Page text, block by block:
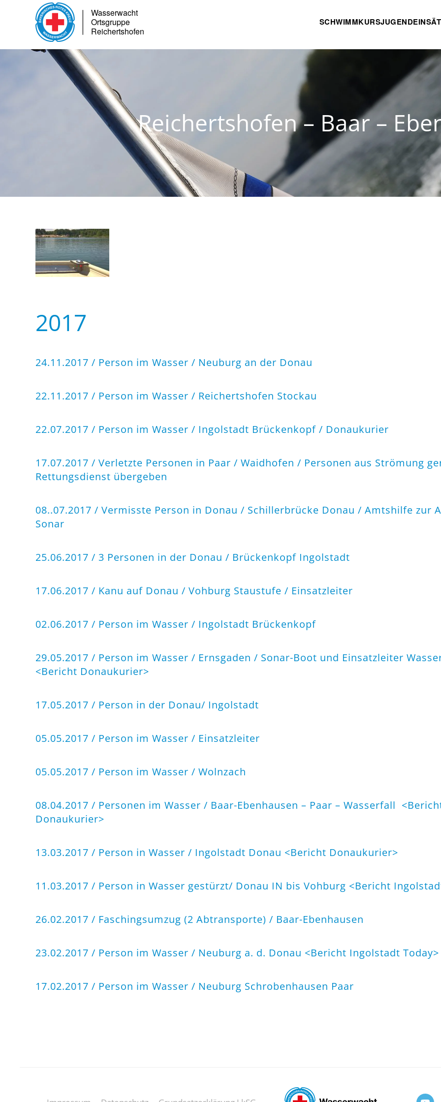
Skip to main content SCHWIMMKURSJUGEND
Reichertshofen – Baar –
2017
24.11.2017 / Person im Wasser / Neuburg an der Donau
22.11.2017 / Person im Wasser / Reichertshofen Stockau
22.07.2017 / Person im Wasser / Ingolstadt Brückenkopf / Donaukurier
17.07.2017 / Verletzte Personen in Paar / Waidhofen / Personen aus Strömung
Rettungsdienst übergeben
08..07.2017 / Vermisste Person in Donau / Schillerbrücke Donau / Amtshilfe zur
Sonar
25.06.2017 / 3 Personen in der Donau / Brückenkopf Ingolstadt
17.06.2017 / Kanu auf Donau / Vohburg Staustufe / Einsatzleiter
02.06.2017 / Person im Wasser / Ingolstadt Brückenkopf
29.05.2017 / Person im Wasser / Ernsgaden / Sonar-Boot und Einsatzleiter
<Bericht Donaukurier>
17.05.2017 / Person in der Donau/ Ingolstadt
05.05.2017 / Person im Wasser / Einsatzleiter
05.05.2017 / Person im Wasser / Wolnzach
08.04.2017 / Personen im Wasser / Baar-Ebenhausen – Paar – Wasserfall <
Donaukurier>
13.03.2017 / Person in Wasser / Ingolstadt Donau <Bericht Donaukurier>
11.03.2017 / Person in Wasser gestürzt/ Donau IN bis Vohburg <Bericht
26.02.2017 / Faschingsumzug (2 Abtransporte) / Baar-Ebenhausen
23.02.2017 / Person im Wasser / Neuburg a. d. Donau <Bericht Ingolstadt Today>
17.02.2017 / Person im Wasser / Neuburg Schrobenhausen Paar